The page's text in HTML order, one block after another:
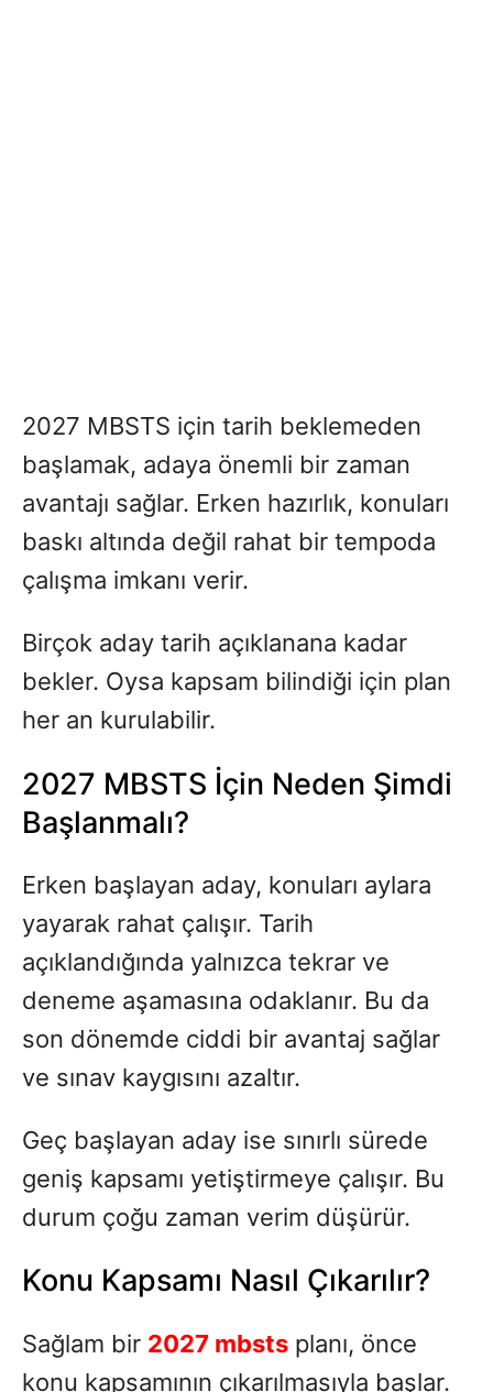
2027 MBSTS için tarih beklemeden
başlamak, adaya önemli bir zaman
avantajı sağlar. Erken hazırlık, konuları
baskı altında değil rahat bir tempoda
çalışma imkanı verir.
Birçok aday tarih açıklanana kadar
bekler. Oysa kapsam bilindiği için plan
her an kurulabilir.
2027 MBSTS İçin Neden Şimdi
Başlanmalı?
Erken başlayan aday, konuları aylara
yayarak rahat çalışır. Tarih
açıklandığında yalnızca tekrar ve
deneme aşamasına odaklanır. Bu da
son dönemde ciddi bir avantaj sağlar
ve sınav kaygısını azaltır.
Geç başlayan aday ise sınırlı sürede
geniş kapsamı yetiştirmeye çalışır. Bu
durum çoğu zaman verim düşürür.
Konu Kapsamı Nasıl Çıkarılır?
Sağlam bir 2027 mbsts planı, önce
konu kapsamının çıkarılmasıyla başlar.